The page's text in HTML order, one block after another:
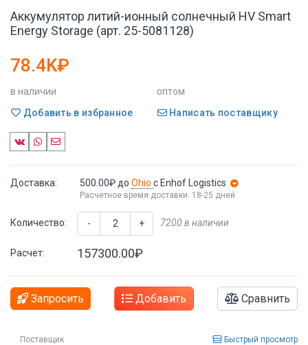
Аккумулятор литий-ионный солнечный HV Smart
Energy Storage (арт. 25-5081128)
78.4K₽
в наличии
оптом
Добавить в избранное
Написать поставщику
Доставка: 500.00₽ до Ohio с Enhof Logistics
Расчетное время доставки: 18-25 дней
Количество: - + 7200 в наличии
Расчет: 157300.00₽
Запросить Добавить Сравнить
Поставщик Быстрый просмотр